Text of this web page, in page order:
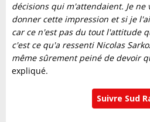
décisions qui m'attendaient. Je ne
donner cette impression et si je
car ce n'est pas du tout l'attitude
c'est ce qu'a ressenti Nicolas
même sûrement peiné de devoir
expliqué.
Suivre Sud